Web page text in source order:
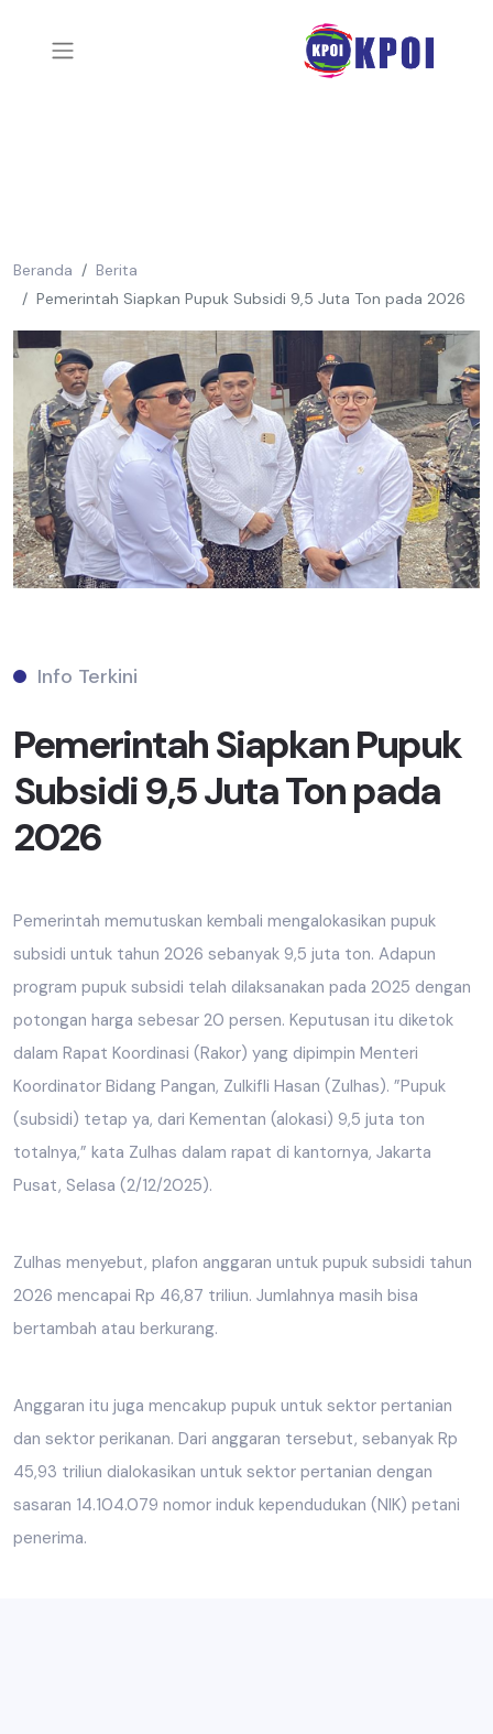
Beranda
Berita
Pemerintah Siapkan Pupuk Subsidi 9,5 Juta Ton pada 2026
Info Terkini
Pemerintah Siapkan Pupuk
Subsidi 9,5 Juta Ton pada
2026
Pemerintah memutuskan kembali mengalokasikan pupuk
subsidi untuk tahun 2026 sebanyak 9,5 juta ton. Adapun
program pupuk subsidi telah dilaksanakan pada 2025 dengan
potongan harga sebesar 20 persen. Keputusan itu diketok
dalam Rapat Koordinasi (Rakor) yang dipimpin Menteri
Koordinator Bidang Pangan, Zulkifli Hasan (Zulhas). ”Pupuk
(subsidi) tetap ya, dari Kementan (alokasi) 9,5 juta ton
totalnya,” kata Zulhas dalam rapat di kantornya, Jakarta
Pusat, Selasa (2/12/2025).
Zulhas menyebut, plafon anggaran untuk pupuk subsidi tahun
2026 mencapai Rp 46,87 triliun. Jumlahnya masih bisa
bertambah atau berkurang.
Anggaran itu juga mencakup pupuk untuk sektor pertanian
dan sektor perikanan. Dari anggaran tersebut, sebanyak Rp
45,93 triliun dialokasikan untuk sektor pertanian dengan
sasaran 14.104.079 nomor induk kependudukan (NIK) petani
penerima.